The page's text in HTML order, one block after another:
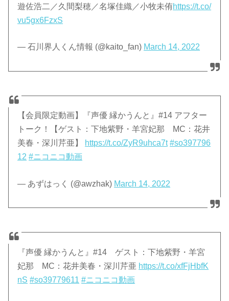
遊佐浩二／久間梨穂／名塚佳織／小牧未侑https://t.co/
vu5gx6FzxS
— 石川界人くん情報 (@kaito_fan) March 14, 2022
【会員限定動画】『声優 縁かうんと』#14 アフター
トーク！【ゲスト：下地紫野・羊宮妃那 MC：花井
美春・深川芹亜】
https://t.co/ZyR9uhca7t #so397796
12 #ニコニコ動画
— あずはっく (@awzhak) March 14, 2022
『声優 縁かうんと』#14 ゲスト：下地紫野・羊宮
妃那 MC：花井美春・深川芹亜 https://t.co/xfFjHbfK
nS #so39779611 #ニコニコ動画